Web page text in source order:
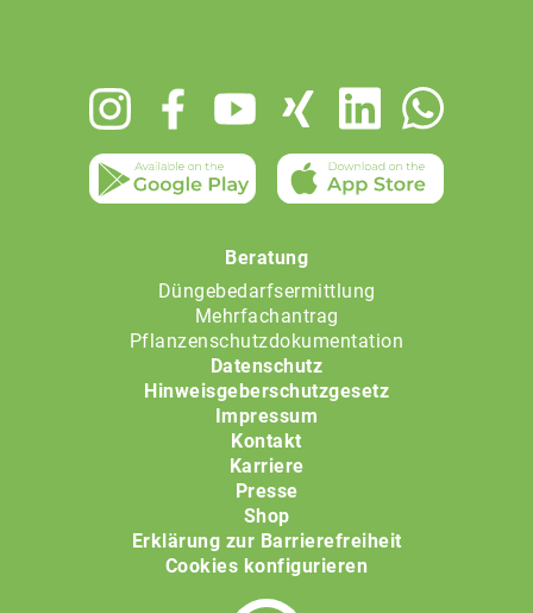
Beratung
Düngebedarfsermittlung
Mehrfachantrag
Pflanzenschutzdokumentation
Datenschutz
Hinweisgeberschutzgesetz
Impressum
Kontakt
Karriere
Presse
Shop
Erklärung zur Barrierefreiheit
Cookies konfigurieren